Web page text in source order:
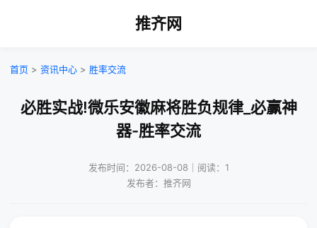
推齐网
首页 > 资讯中心 > 胜率交流
必胜实战!微乐安徽麻将胜负规律_必赢神
器-胜率交流
发布时间：2026-08-08｜阅读：1
发布者：推齐网